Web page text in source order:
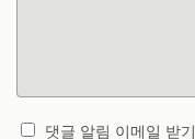
댓글 알림 이메일 받기